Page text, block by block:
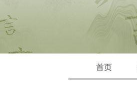
首页